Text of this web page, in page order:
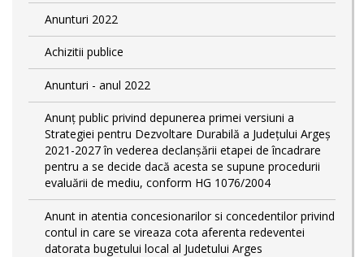
Anunturi 2022
Achizitii publice
Anunturi - anul 2022
Anunț public privind depunerea primei versiuni a
Strategiei pentru Dezvoltare Durabilă a Județului Argeș
2021-2027 în vederea declanșării etapei de încadrare
pentru a se decide dacă acesta se supune procedurii
evaluării de mediu, conform HG 1076/2004
Anunt in atentia concesionarilor si concedentilor privind
contul in care se vireaza cota aferenta redeventei
datorata bugetului local al Judetului Arges